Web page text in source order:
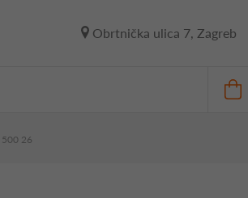
Obrtnička ulica 7, Zagreb
500 26